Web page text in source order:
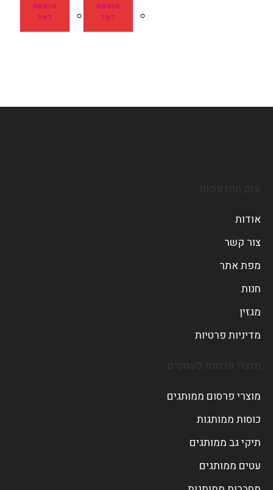
הוספה
לסל
הוספה
לסל
אודות
צור קשר
מפת אתר
חנות
מגזין
מדיניות פרטיות
מוצרי פרסום ממותגים
כוסות ממותגות
תיקי גב ממותגים
עטים ממותגים